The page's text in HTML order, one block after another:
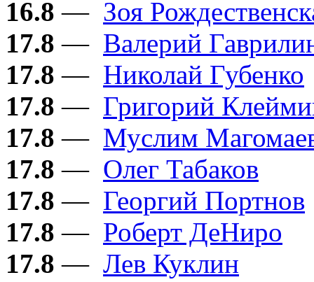
16.8 — Зоя
17.8 — Валерий
17.8 — Николай Губенко
17.8 — Григорий
17.8 — Муслим
17.8 — Олег Табаков
17.8 — Георгий Портнов
17.8 — Роберт ДеНиро
17.8 — Лев Куклин